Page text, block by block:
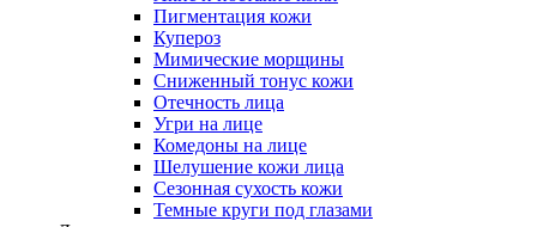
Пигментация кожи
Купероз
Мимические морщины
Сниженный тонус кожи
Отечность лица
Угри на лице
Комедоны на лице
Шелушение кожи лица
Сезонная сухость кожи
Темные круги под глазами